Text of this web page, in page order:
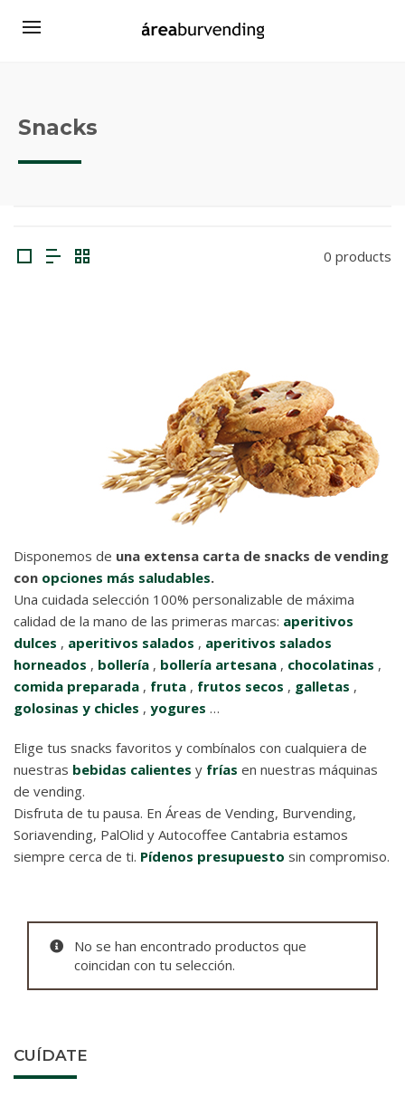
Snacks
0 products
Disponemos de una extensa carta de snacks de vending
con opciones más saludables.
Una cuidada selección 100% personalizable de máxima
calidad de la mano de las primeras marcas: aperitivos
dulces , aperitivos salados , aperitivos salados
horneados , bollería , bollería artesana , chocolatinas ,
comida preparada , fruta , frutos secos , galletas ,
golosinas y chicles , yogures …
Elige tus snacks favoritos y combínalos con cualquiera de
nuestras bebidas calientes y frías en nuestras máquinas
de vending.
Disfruta de tu pausa. En Áreas de Vending, Burvending,
Soriavending, PalOlid y Autocoffee Cantabria estamos
siempre cerca de ti. Pídenos presupuesto sin compromiso.
No se han encontrado productos que
coincidan con tu selección.
CUÍDATE